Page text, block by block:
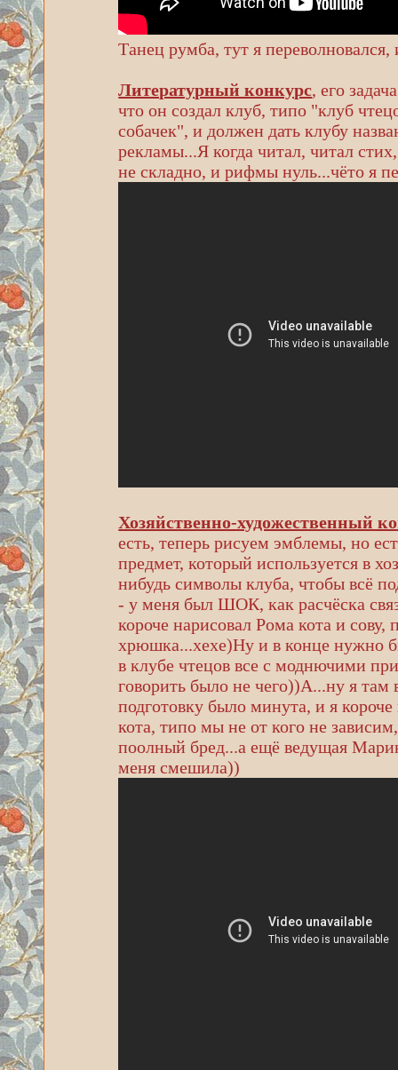
Танец румба, тут я
Литературный конкурс, его
что он создал клуб, типо "клуб
собачек", и должен дать клубу
рекламы...Я когда читал, читал
не складно, и рифмы нуль...чёто я
Хозяйственно-художественный
есть, теперь рисуем эмблемы, но
предмет, который используется в
нибудь символы клуба, чтобы всё
- у меня был ШОК, как расчёска
короче нарисовал Рома кота и
хрюшка...хехе)Ну и в конце нужно
в клубе чтецов все с моднючими
говорить было не чего))А...ну я
подготовку было минута, и я
кота, типо мы не от кого не
поолный бред...а ещё ведущая
меня смешила))